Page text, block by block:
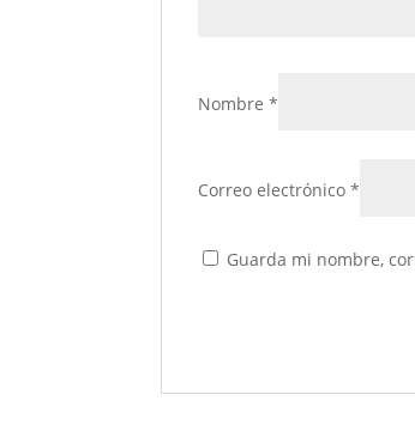
Nombre*
Correo electrónico*
Guarda mi nombre,